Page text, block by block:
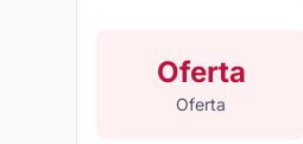
Oferta
Oferta